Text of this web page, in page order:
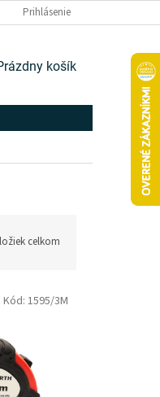
ÚDAJOVPrihlásenie
košík
celkom
Kód: 1595/3M